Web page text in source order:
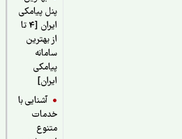
پنل پیامکی
ایران [4 تا
از بهترین
سامانه
پیامکی
آشنایی با
خدمات